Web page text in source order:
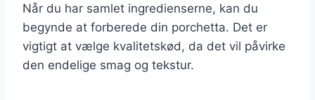
Når du har samlet ingredienserne, kan du
begynde at forberede din porchetta. Det er
vigtigt at vælge kvalitetskød, da det vil påvirke
den endelige smag og tekstur.